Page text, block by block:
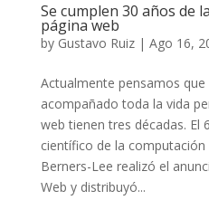
Se cumplen 30 años de
página web
by Gustavo Ruiz| Ago 16,
Actualmente pensamos
acompañado toda la vida
web tienen tres décadas. El
científico de la
Berners-Lee realizó el
Web y distribuyó...